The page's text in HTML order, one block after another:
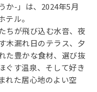
か-」は、2024年5月
ル。
ちが飛び込む水音、夜
木漏れ日のテラス、夕
た豊かな食材、選び抜
ぐす温泉、そして好き
れた居心地のよい空